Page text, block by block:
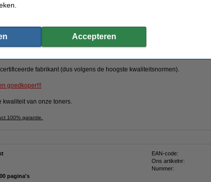
van Nederland
fabrikant (dus volgens de hoogste kwaliteitsnormen).
goedkoper!!!
kwaliteit van onze toners.
100% garantie.
EAN-code:
Ons artikelnr:
Nummer:
pagina's
Accepteren